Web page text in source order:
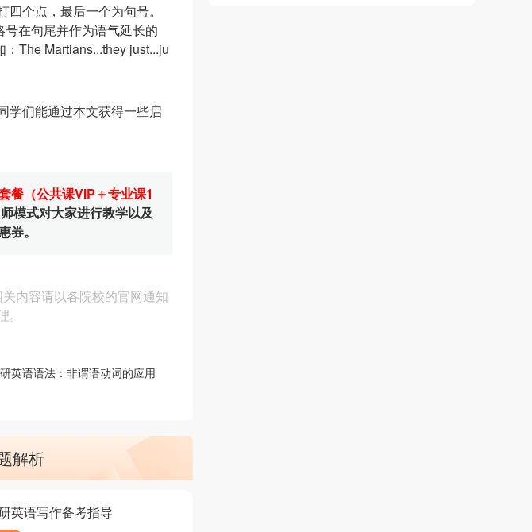
个点，最后一个为句号。
在句尾并作为语气延长的
The Martians...they just...ju
学们能通过本文获得一些启
餐（公共课VIP＋专业课1
模式对大家进行教学以及
券。
内容请以各院校的官网通知
英语语法：非谓语动词的应用
解析
英语写作备考指导